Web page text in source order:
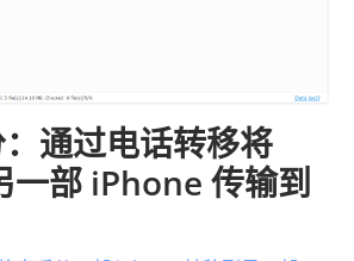
通过电话转移将
一部 iPhone 传输到